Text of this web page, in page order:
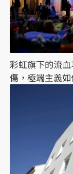
彩虹旗下的流
傷，極端主義